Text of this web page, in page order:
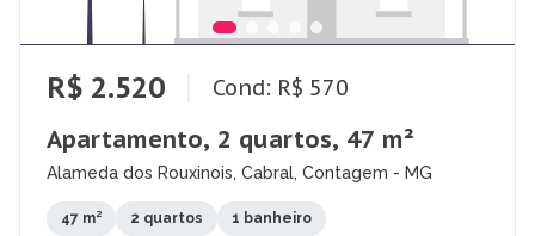
R$ 2.520 Cond: R$ 570
Apartamento, 2 quartos, 47 m²
Alameda dos Rouxinois, Cabral, Contagem - MG
47 m² 2 quartos 1 banheiro